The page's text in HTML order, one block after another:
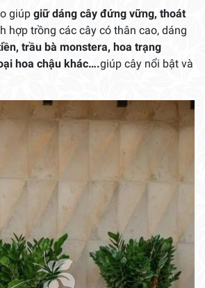
giúp giữ dáng cây đứng vững, thoát
hợp trồng các cây có thân cao, dáng
trầu bà monstera, hoa trạng
hoa chậu khác….giúp cây nổi bật và